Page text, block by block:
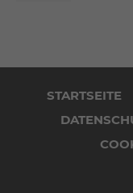
überspringen
STARTSEITE